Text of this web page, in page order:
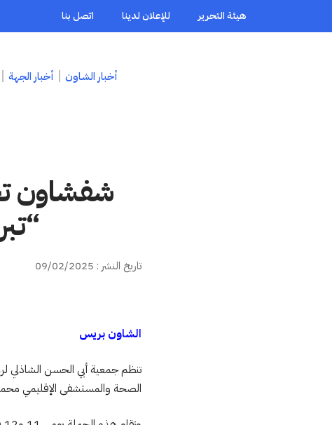
هيئة التحرير للإعلان لدينا اتصل بنا
أخبار الشاون أخبار الجهة
شفشاون
تاريخ النشر : 09/02/2025
الشاون بريس
تنظم جمعية أبي الحسن الشاذلي
الصحة والمستشفى الإقليمي